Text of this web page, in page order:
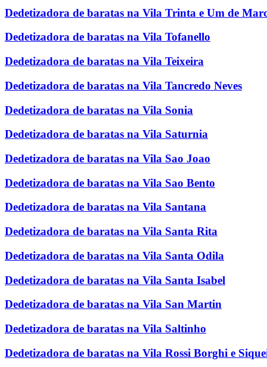
Dedetizadora de baratas na Vila Trinta e Um de
Dedetizadora de baratas na Vila Tofanello
Dedetizadora de baratas na Vila Teixeira
Dedetizadora de baratas na Vila Tancredo Neves
Dedetizadora de baratas na Vila Sonia
Dedetizadora de baratas na Vila Saturnia
Dedetizadora de baratas na Vila Sao Joao
Dedetizadora de baratas na Vila Sao Bento
Dedetizadora de baratas na Vila Santana
Dedetizadora de baratas na Vila Santa Rita
Dedetizadora de baratas na Vila Santa Odila
Dedetizadora de baratas na Vila Santa Isabel
Dedetizadora de baratas na Vila San Martin
Dedetizadora de baratas na Vila Saltinho
Dedetizadora de baratas na Vila Rossi Borghi e